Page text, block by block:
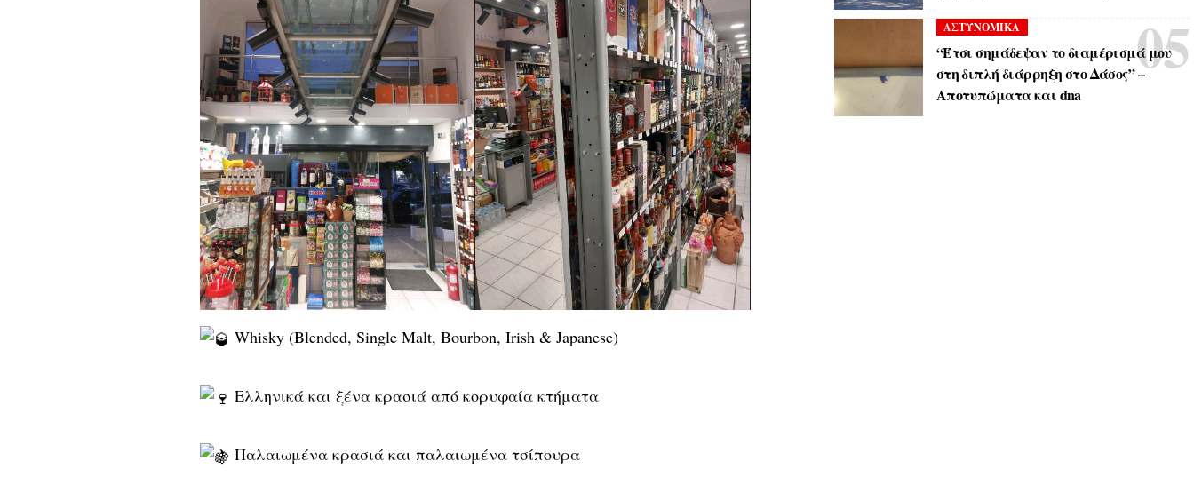
Whisky (Blended, Single Malt, Bourbon, Irish & Japanese)
Ελληνικά και ξένα κρασιά από κορυφαία κτήματα
Παλαιωμένα κρασιά και παλαιωμένα τσίπουρα
ΑΣΤΥΝΟΜΙΚΑ
“Έτσι σημάδεψαν το διαμέρισμά μου
στη διπλή διάρρηξη στο Δάσος” –
Αποτυπώματα και dna